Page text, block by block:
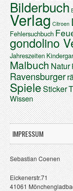
Bilderbuch
Verlag Citroen
Fehlersuchbuch
gondolino
Jahreszeiten
MalbuchNatur
Ravensburger
SpieleSticker
Wissen
IMPRESSUM
Sebastian Coenen
Eickenerstr.71
41061